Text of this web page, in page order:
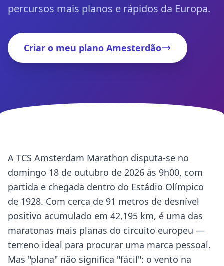
percursos mais planos e rápidos da Europa.
Criar o meu plano Amesterdão
A TCS Amsterdam Marathon disputa-se no
domingo 18 de outubro de 2026 às 9h00, com
partida e chegada dentro do Estádio Olímpico
de 1928. Com cerca de 91 metros de desnível
positivo acumulado em 42,195 km, é uma das
maratonas mais planas do circuito europeu —
terreno ideal para procurar uma marca pessoal.
Mas "plana" não significa "fácil": o vento na